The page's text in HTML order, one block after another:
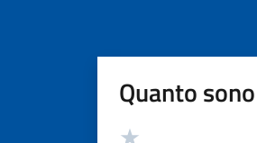
Quanto
Valutazione